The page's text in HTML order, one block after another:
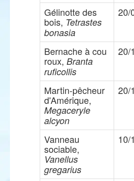
Gélinotte des
bois, Tetrastes
bonasia
20/
Bernache à cou
roux, Branta
ruficollis
20/
Martin-pêcheur
d'Amérique,
Megaceryle
alcyon
20/
Vanneau
sociable,
Vanellus
gregarius
10/